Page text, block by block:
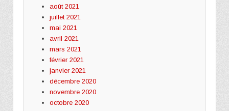
août 2021
juillet 2021
mai 2021
avril 2021
mars 2021
février 2021
janvier 2021
décembre 2020
novembre 2020
octobre 2020